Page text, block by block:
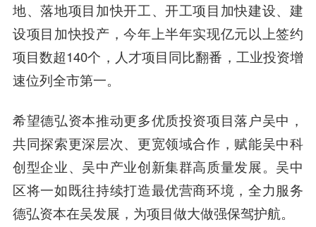
地、落地项目加快开工、开工项目加快建设、建
设项目加快投产，今年上半年实现亿元以上签约
项目数超140个，人才项目同比翻番，工业投资增
速位列全市第一。
希望德弘资本推动更多优质投资项目落户吴中，
共同探索更深层次、更宽领域合作，赋能吴中科
创型企业、吴中产业创新集群高质量发展。吴中
区将一如既往持续打造最优营商环境，全力服务
德弘资本在吴发展，为项目做大做强保驾护航。